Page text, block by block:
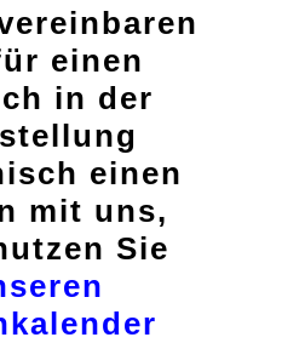
einen
in der
einen
mit uns,
Sie